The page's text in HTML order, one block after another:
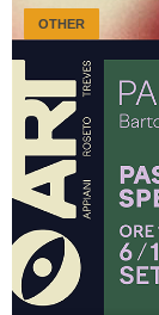
OTHER